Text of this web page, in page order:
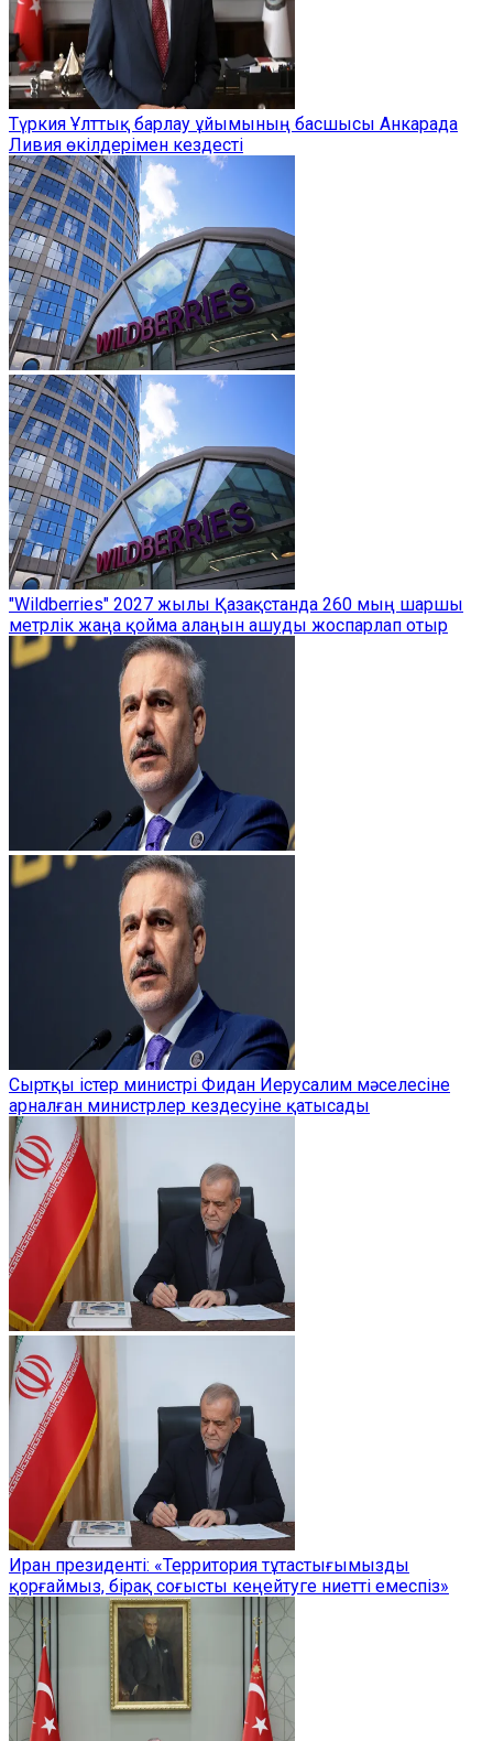
Түркия Ұлттық барлау ұйымының басшысы Анкарада
Ливия өкілдерімен кездесті
"Wildberries" 2027 жылы Қазақстанда 260 мың шаршы
метрлік жаңа қойма алаңын ашуды жоспарлап отыр
Сыртқы істер министрі Фидан Иерусалим мәселесіне
арналған министрлер кездесуіне қатысады
Иран президенті: «Территория тұтастығымызды
қорғаймыз, бірақ соғысты кеңейтуге ниетті емеспіз»